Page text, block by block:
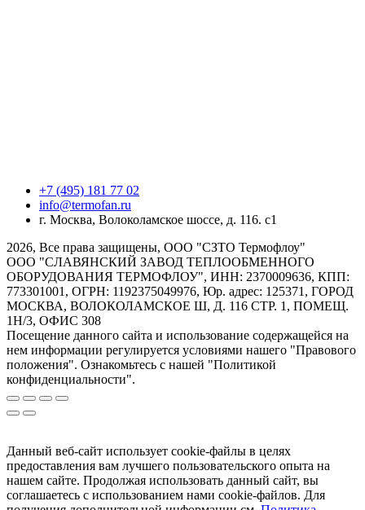
+7 (495) 181 77 02
info@termofan.ru
г. Москва, Волоколамское шоссе, д. 116. с1
2026, Все права защищены, ООО "СЗТО Термофлоу"
ООО "СЛАВЯНСКИЙ ЗАВОД ТЕПЛООБМЕННОГО
ОБОРУДОВАНИЯ ТЕРМОФЛОУ", ИНН: 2370009636, КПП:
773301001, ОГРН: 1192375049976, Юр. адрес: 125371, ГОРОД
МОСКВА, ВОЛОКОЛАМСКОЕ Ш, Д. 116 СТР. 1, ПОМЕЩ.
1Н/3, ОФИС 308
Посещение данного сайта и использование содержащейся на
нем информации регулируется условиями нашего "Правового
положения". Ознакомьтесь с нашей "Политикой
конфиденциальности".
Данный веб-сайт использует cookie-файлы в целях
предоставления вам лучшего пользовательского опыта на
нашем сайте. Продолжая использовать данный сайт, вы
соглашаетесь с использованием нами cookie-файлов. Для